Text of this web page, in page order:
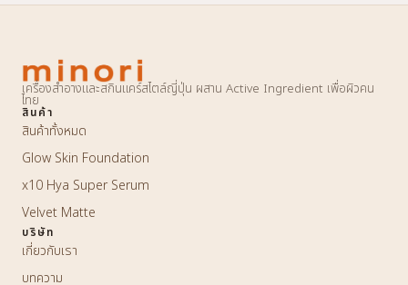
เครื่องสำอางและสกินแคร์สไตล์ญี่ปุ่น ผสาน Active Ingredient เพื่อผิวคน
ไทย
สินค้า
สินค้าทั้งหมด
Glow Skin Foundation
x10 Hya Super Serum
Velvet Matte
บริษัท
เกี่ยวกับเรา
บทความ